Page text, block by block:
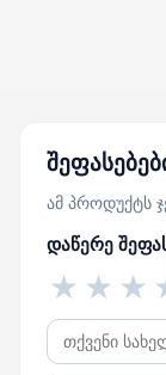
ამ პროდუქტს
დაწერე
★
★
★